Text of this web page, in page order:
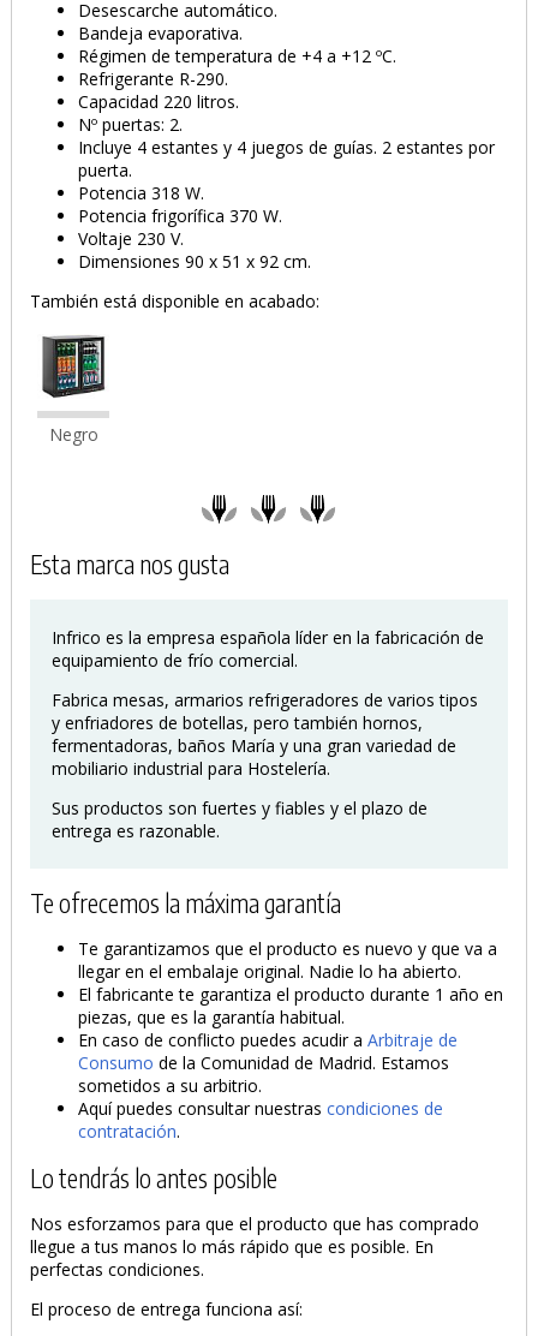
PRODUCTO AÑADIDO AL CARRITO
Desescarche automático.
Bandeja evaporativa.
Régimen de temperatura de +4 a +12 ºC.
Refrigerante R-290.
Capacidad 220 litros.
Nº puertas: 2.
Incluye 4 estantes y 4 juegos de guías. 2 estantes por
puerta.
Potencia 318 W.
Potencia frigorífica 370 W.
Voltaje 230 V.
Dimensiones 90 x 51 x 92 cm.
También está disponible en acabado:
Negro
Esta marca nos gusta
Infrico es la empresa española líder en la fabricación de
equipamiento de frío comercial.
Fabrica mesas, armarios refrigeradores de varios tipos
y enfriadores de botellas, pero también hornos,
fermentadoras, baños María y una gran variedad de
mobiliario industrial para Hostelería.
Sus productos son fuertes y fiables y el plazo de
entrega es razonable.
Te ofrecemos la máxima garantía
Te garantizamos que el producto es nuevo y que va a
llegar en el embalaje original. Nadie lo ha abierto.
El fabricante te garantiza el producto durante 1 año en
piezas, que es la garantía habitual.
En caso de conflicto puedes acudir aArbitraje de
Consumo de la Comunidad de Madrid. Estamos
sometidos a su arbitrio.
Aquí puedes consultar nuestrascondiciones de
contratación.
Lo tendrás lo antes posible
Nos esforzamos para que el producto que has comprado
llegue a tus manos lo más rápido que es posible. En
perfectas condiciones.
El proceso de entrega funciona así: